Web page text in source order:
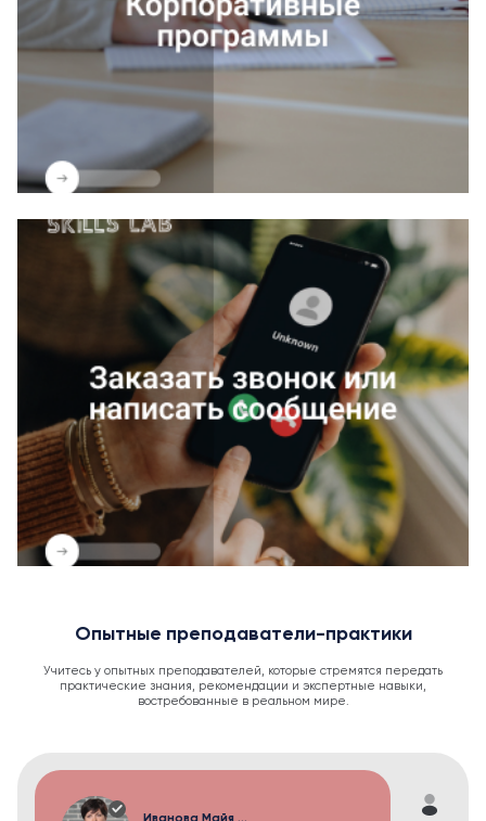
Опытные преподаватели-практики
Учитесь у опытных преподавателей, которые стремятся передать
практические знания, рекомендации и экспертные навыки,
востребованные в реальном мире.
Иванова Майя ...